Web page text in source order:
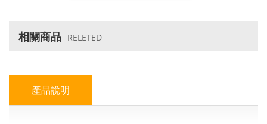
相關商品 RELETED
產品說明